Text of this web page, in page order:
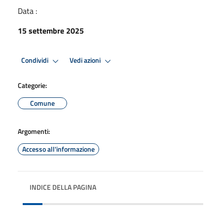
Data :
15 settembre 2025
Condividi Vedi azioni
Categorie:
Comune
Argomenti:
Accesso all'informazione
INDICE DELLA PAGINA